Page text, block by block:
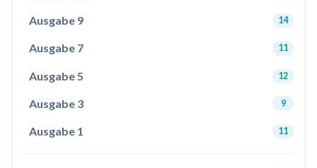
Ausgabe 9 14
Ausgabe 7 11
Ausgabe 5 12
Ausgabe 3 9
Ausgabe 1 11